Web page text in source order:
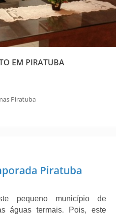
EM PIRATUBA
Piratuba
Piratuba
pequeno município de
águas termais. Pois, este